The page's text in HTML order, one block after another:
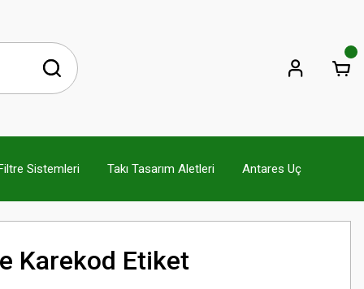
Sistemleri Takı Tasarım Aletleri Antares Uç
Karekod Etiket